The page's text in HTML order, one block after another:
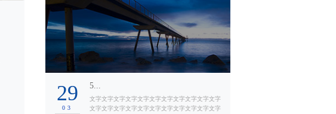
FRD参加2019年光博会...
3051人关注
29
03
5...
文字文字文字文字文字文字文字文字文字文字文字
文字文字文字文字文字文字文字文字文字文字文字